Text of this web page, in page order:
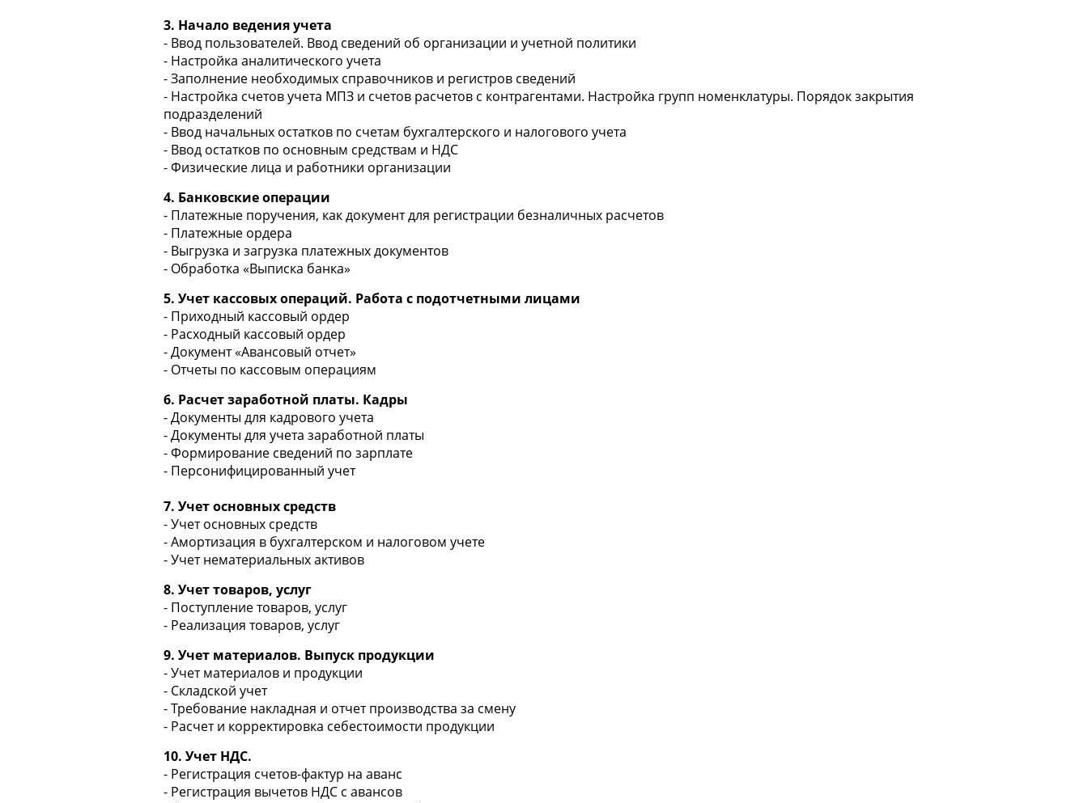
3. Начало ведения учета
- Ввод пользователей. Ввод сведений об организации и учетной политики
- Настройка аналитического учета
- Заполнение необходимых справочников и регистров сведений
- Настройка счетов учета МПЗ и счетов расчетов с контрагентами. Настройка групп номенклатуры. Порядок закрытия
подразделений
- Ввод начальных остатков по счетам бухгалтерского и налогового учета
- Ввод остатков по основным средствам и НДС
- Физические лица и работники организации
4. Банковские операции
- Платежные поручения, как документ для регистрации безналичных расчетов
- Платежные ордера
- Выгрузка и загрузка платежных документов
- Обработка «Выписка банка»
5. Учет кассовых операций. Работа с подотчетными лицами
- Приходный кассовый ордер
- Расходный кассовый ордер
- Документ «Авансовый отчет»
- Отчеты по кассовым операциям
6. Расчет заработной платы. Кадры
- Документы для кадрового учета
- Документы для учета заработной платы
- Формирование сведений по зарплате
- Персонифицированный учет
7. Учет основных средств
- Учет основных средств
- Амортизация в бухгалтерском и налоговом учете
- Учет нематериальных активов
8. Учет товаров, услуг
- Поступление товаров, услуг
- Реализация товаров, услуг
9. Учет материалов. Выпуск продукции
- Учет материалов и продукции
- Складской учет
- Требование накладная и отчет производства за смену
- Расчет и корректировка себестоимости продукции
10. Учет НДС.
- Регистрация счетов-фактур на аванс
- Регистрация вычетов НДС с авансов